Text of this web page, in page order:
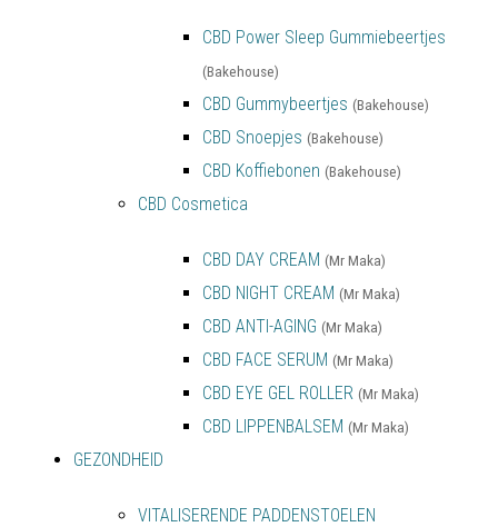
CBD Power Sleep Gummiebeertjes
(Bakehouse)
CBD Gummybeertjes (Bakehouse)
CBD Snoepjes (Bakehouse)
CBD Koffiebonen (Bakehouse)
CBD Cosmetica
CBD DAY CREAM (Mr Maka)
CBD NIGHT CREAM (Mr Maka)
CBD ANTI-AGING (Mr Maka)
CBD FACE SERUM (Mr Maka)
CBD EYE GEL ROLLER (Mr Maka)
CBD LIPPENBALSEM (Mr Maka)
GEZONDHEID
VITALISERENDE PADDENSTOELEN